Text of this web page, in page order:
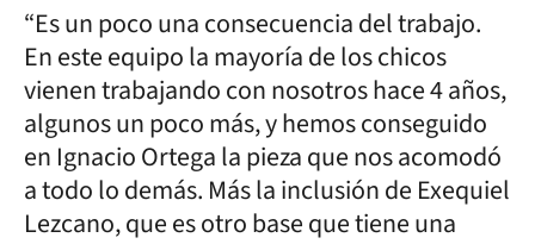
“Es un poco una consecuencia del trabajo.
En este equipo la mayoría de los chicos
vienen trabajando con nosotros hace 4 años,
algunos un poco más, y hemos conseguido
en Ignacio Ortega la pieza que nos acomodó
a todo lo demás. Más la inclusión de Exequiel
Lezcano, que es otro base que tiene una